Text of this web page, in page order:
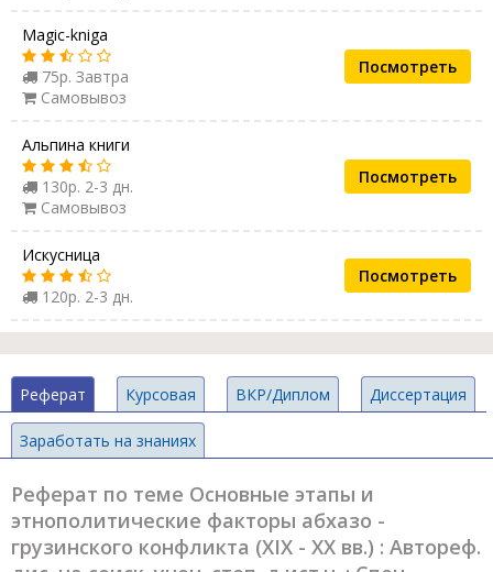
Magic-kniga
75р. Завтра
Самовывоз
Посмотреть
Альпина книги
130р. 2-3 дн.
Самовывоз
Посмотреть
Искусница
120р. 2-3 дн.
Посмотреть
Реферат Курсовая ВКР/Диплом Диссертация
Заработать на знаниях
Реферат по теме Основные этапы и
этнополитические факторы абхазо -
грузинского конфликта (ХIХ - ХХ вв.) : Автореф.